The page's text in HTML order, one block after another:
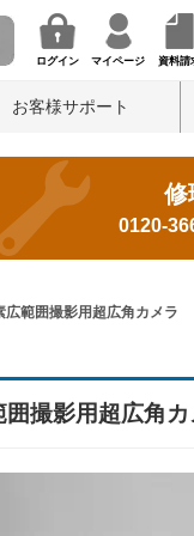
ログイン マイページ 資料請
お客様サポート
修
0120-
範囲撮影用超広角カメラ
撮影用超広角カ